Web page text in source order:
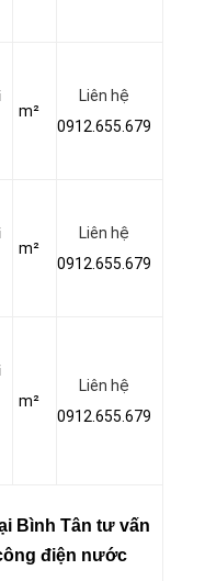
m²
Liên hệ
0912.655.679
m²
Liên hệ
0912.655.679
m²
Liên hệ
0912.655.679
Bình Tân tư vấn
điện nước